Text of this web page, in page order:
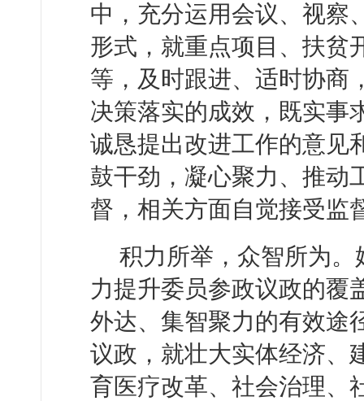
中，充分运用会议、视察
形式，就重点项目、扶贫
等，及时跟进、适时协商
决策落实的成效，既实事
诚恳提出改进工作的意见
鼓干劲，凝心聚力、推动
督，相关方面自觉接受监
积力所举，众智所为
力提升委员参政议政的覆
外达、集智聚力的有效途
议政，就壮大实体经济、
育医疗改革、社会治理、